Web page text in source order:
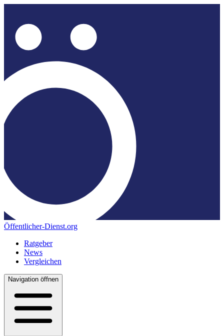
Öffentlicher-Dienst.org
Ratgeber
News
Vergleichen
Navigation öffnen